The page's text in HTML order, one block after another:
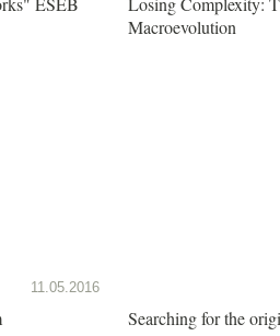
Macroevolution
11.05.2016
Searching for the